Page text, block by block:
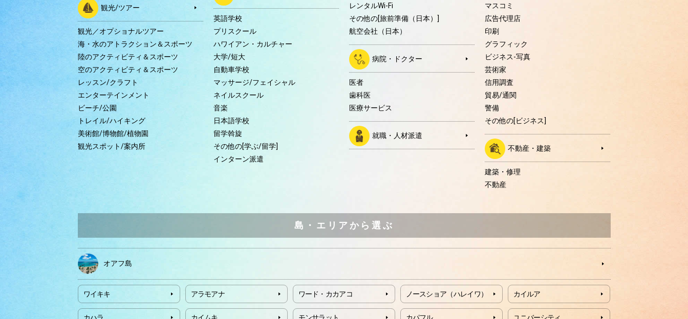
観光/ツアー
観光／オプショナルツアー
海・水のアトラクション＆スポーツ
陸のアクティビティ＆スポーツ
空のアクティビティ＆スポーツ
レッスン/クラフト
エンターテインメント
ビーチ/公園
トレイル/ハイキング
美術館/博物館/植物園
観光スポット/案内所
英語学校
プリスクール
ハワイアン・カルチャー
大学/短大
自動車学校
マッサージ/フェイシャル
ネイルスクール
音楽
日本語学校
留学斡旋
その他の[学ぶ/留学]
インターン派遣
レンタルWi-Fi
その他の[旅前準備（日本）]
航空会社（日本）
病院・ドクター
医者
歯科医
医療サービス
就職・人材派遣
マスコミ
広告代理店
印刷
グラフィック
ビジネス-写真
芸術家
信用調査
貿易/通関
警備
その他の[ビジネス]
不動産・建築
建築・修理
不動産
島・エリアから選ぶ
オアフ島
ワイキキ アラモアナ ワード・カカアコ ノースショア（ハレイワ） カイルア